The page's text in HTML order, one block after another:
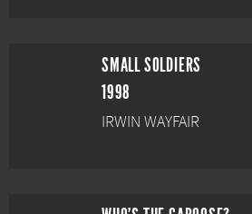
SMALL SOLDIERS
1998
IRWIN WAYFAIR